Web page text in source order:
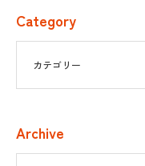
Category
Archive